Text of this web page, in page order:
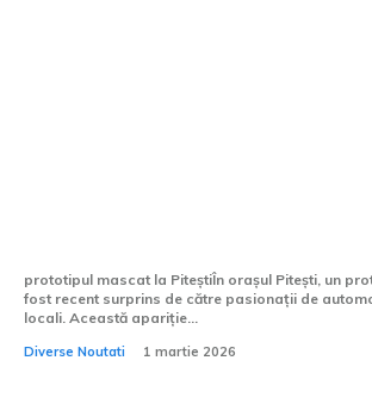
prototipul mascat la PiteștiÎn orașul Pitești, un
fost recent surprins de către pasionații de
locali. Această apariție...
Diverse Noutati 1 martie 2026